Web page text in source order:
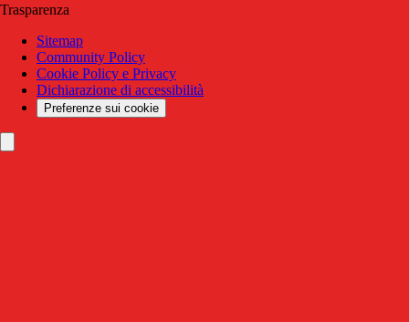
Trasparenza
Sitemap
Community Policy
Cookie Policy e Privacy
Dichiarazione di accessibilità
Preferenze sui cookie